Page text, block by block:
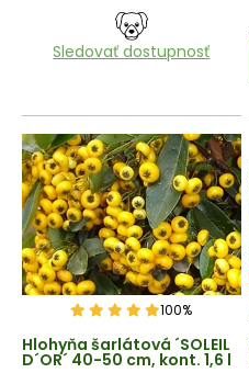
Sledovať dostupnosť
100%
Hlohyňa šarlátová ´SOLEIL
D´OR´ 40-50 cm, kont. 1,6 l